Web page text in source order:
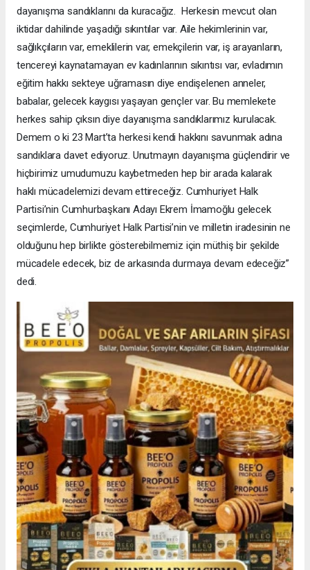
dayanışma sandıklarını da kuracağız. Herkesin mevcut olan
iktidar dahilinde yaşadığı sıkıntılar var. Aile hekimlerinin var,
sağlıkçıların var, emeklilerin var, emekçilerin var, iş arayanların,
tencereyi kaynatamayan ev kadınlarının sıkıntısı var, evladımın
eğitim hakkı sekteye uğramasın diye endişelenen anneler,
babalar, gelecek kaygısı yaşayan gençler var. Bu memlekete
herkes sahip çıksın diye dayanışma sandıklarımız kurulacak.
Demem o ki 23 Mart’ta herkesi kendi hakkını savunmak adına
sandıklara davet ediyoruz. Unutmayın dayanışma güçlendirir ve
hiçbirimiz umudumuzu kaybetmeden hep bir arada kalarak
haklı mücadelemizi devam ettireceğiz. Cumhuriyet Halk
Partisi’nin Cumhurbaşkanı Adayı Ekrem İmamoğlu gelecek
seçimlerde, Cumhuriyet Halk Partisi’nin ve milletin iradesinin ne
olduğunu hep birlikte gösterebilmemiz için müthiş bir şekilde
mücadele edecek, biz de arkasında durmaya devam edeceğiz”
dedi.